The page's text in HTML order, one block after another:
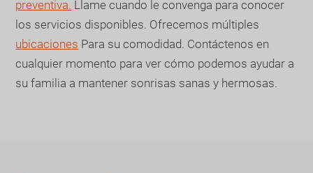
preventiva. Llame cuando le convenga para conocer
los servicios disponibles. Ofrecemos múltiples
ubicaciones Para su comodidad. Contáctenos en
cualquier momento para ver cómo podemos ayudar a
su familia a mantener sonrisas sanas y hermosas.